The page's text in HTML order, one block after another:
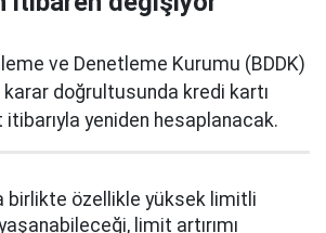
ve Denetleme Kurumu (BDDK)
karar doğrultusunda kredi kartı
yeniden hesaplanacak.
birlikte özellikle yüksek limitli
limit artırımı